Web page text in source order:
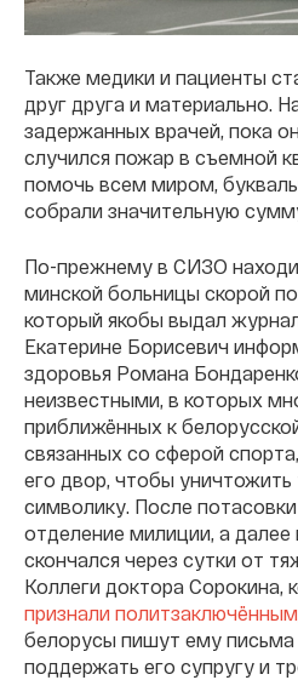
Также медики и пациенты
друг друга и материально.
задержанных врачей, пока
случился пожар в съемной
помочь всем миром,
собрали значительную
По-прежнему в СИЗО
минской больницы скорой
который якобы выдал
Екатерине Борисевич
здоровья Романа
неизвестными, в которых
приближённых к
связанных со сферой
его двор, чтобы
символику. После
отделение милиции, а далее
скончался через сутки от
Коллеги доктора Сорокина,
признали политзаключённым
белорусы пишут ему письма
поддержать его супругу и